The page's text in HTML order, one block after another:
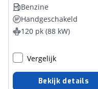
Benzine
Handgeschakeld
120 pk (88 kW)
Vergelijk
Bekijk details